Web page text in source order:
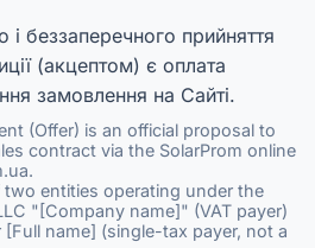
беззаперечного прийняття
(акцептом) є оплата
замовлення на Сайті.
(Offer) is an official proposal to
contract via the SolarProm online
two entities operating under the
"[Company name]" (VAT payer)
[Full name] (single-tax payer, not a